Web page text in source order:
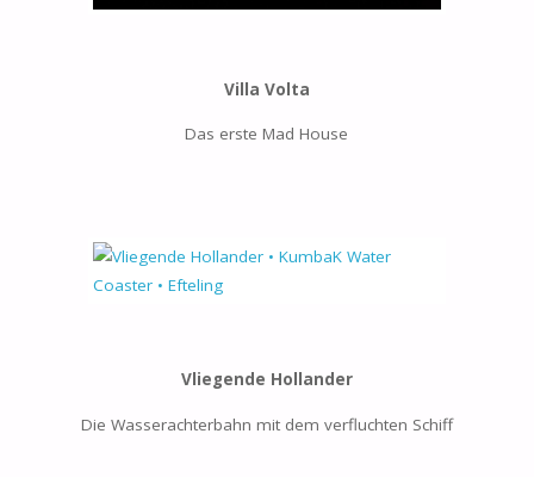
Villa Volta
Das erste Mad House
Vliegende Hollander
Die Wasserachterbahn mit dem verfluchten Schiff